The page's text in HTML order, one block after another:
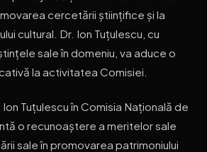
cercetării științifice și la
cultural. Dr. Ion Tuțulescu, cu
sale în domeniu, va aduce o
la activitatea Comisiei.
Tuțulescu în Comisia Națională de
o recunoaștere a meritelor sale
sale în promovarea patrimoniului